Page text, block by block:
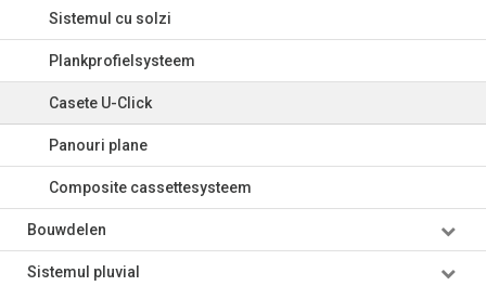
Sistemul cu solzi
Plankprofielsysteem
Casete U-Click
Panouri plane
Composite cassettesysteem
Bouwdelen
Sistemul pluvial